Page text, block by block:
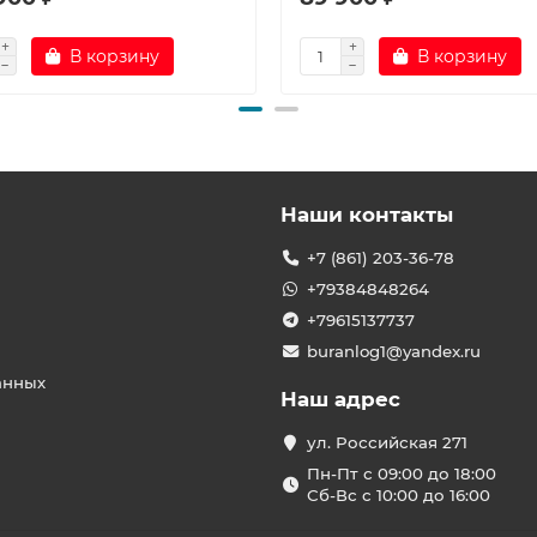
В корзину В корзину
Наши контакты
+7 (861) 203-36-78
+79384848264
+79615137737
buranlog1@yandex.ru
Наш адрес
ул. Российская 271
Пн-Пт с 09:00 до 18:00
Сб-Вс с 10:00 до 16:00